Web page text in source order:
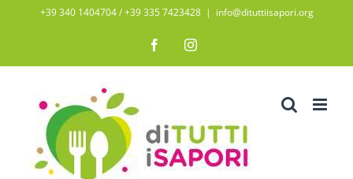
contenuto
+39 340 1404704 / ‭+39 335 7423428‬ | info@dituttiisapori.org
FacebookInstagram